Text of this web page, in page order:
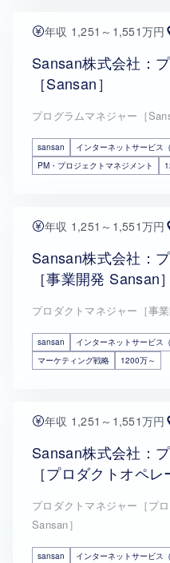
年収 1,251～1,551万円
Sansan株式会社：
［Sansan］
プログラムマネジャー［
sansan
インターネットサービス
PM・プロジェクトマネジメント
年収 1,251～1,551万円
Sansan株式会社：
［事業開発 Sansan］
プロダクトマネジャー［事
sansan
インターネットサービス
マーケティング戦略
1200万～
年収 1,251～1,551万円
Sansan株式会社：
［プロダクトオペ
プロダクトマネジャー［プ
Sansan］
sansan インターネットサービス